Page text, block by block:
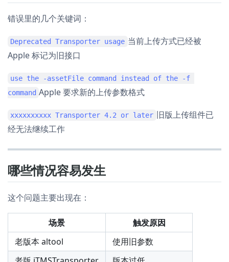
错误里的几个关键词：
Deprecated Transporter usage 当前上传方式已经被
Apple 标记为旧接口
use the -assetFile command instead of the -f
command Apple 要求新的上传参数格式
xxxxxxxxxx Transporter 4.2 or later 旧版上传组件已
经无法继续工作
哪些情况容易发生
这个问题主要出现在：
场景
触发原因
老版本 altool
使用旧参数